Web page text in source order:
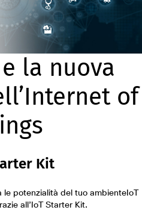
la nuova
of
Kit
le potenzialità del tuo ambiente IoT
all’IoT Starter Kit.